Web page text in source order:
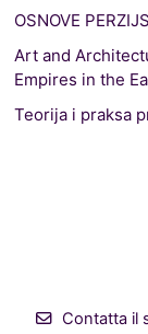
OSNOVE
Art and
Empires in the
Teorija i praksa
Contatta il